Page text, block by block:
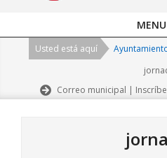
Navigation
MENU
Usted está aquí
Correo municipal |